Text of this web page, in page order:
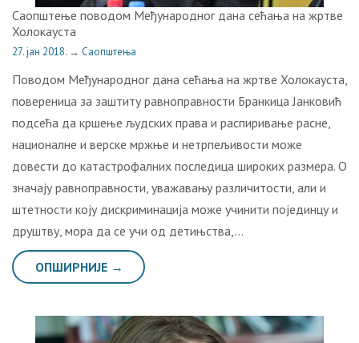
Саопштење поводом Међународног дана сећања на жртве
Холокауста
27. јан 2018. → Саопштења
Поводом Међународног дана сећања на жртве Холокауста,
повереница за заштиту равноправности Бранкица Јанковић
подсећа да кршење људских права и распиривање расне,
националне и верске мржње и нетрпељивости може
довести до катастрофалних последица широких размера. О
значају равноправности, уважавању различитости, али и
штетности коју дискриминација може учинити појединцу и
друштву, мора да се учи од детињства,…
ОПШИРНИЈЕ →